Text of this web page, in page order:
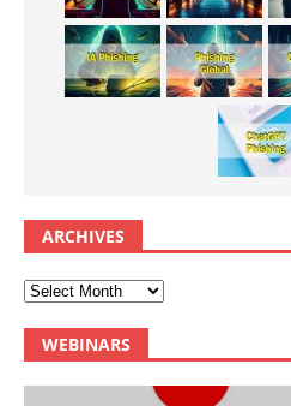
ARCHIVES
WEBINARS